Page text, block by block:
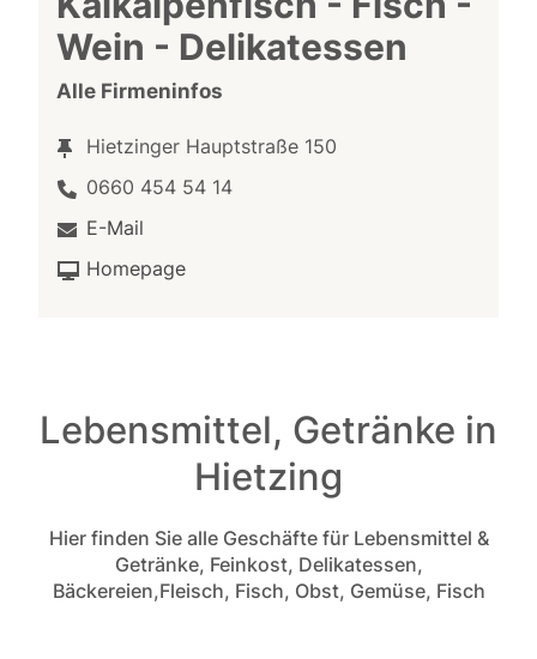
Wein - Delikatessen
Alle Firmeninfos
Hietzinger Hauptstraße 150
0660 454 54 14
E-Mail
Homepage
Lebensmittel, Getränke in
Hietzing
Hier finden Sie alle Geschäfte für Lebensmittel &
Getränke, Feinkost, Delikatessen,
Bäckereien,Fleisch, Fisch, Obst, Gemüse, Fisch